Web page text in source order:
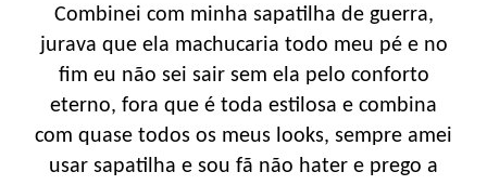
Combinei com minha sapatilha de guerra,
jurava que ela machucaria todo meu pé e no
fim eu não sei sair sem ela pelo conforto
eterno, fora que é toda estilosa e combina
com quase todos os meus looks, sempre amei
usar sapatilha e sou fã não hater e prego a